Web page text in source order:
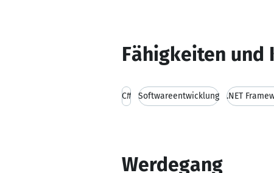
Fähigkeiten und
C# Softwareentwicklung .NET
Werdegang